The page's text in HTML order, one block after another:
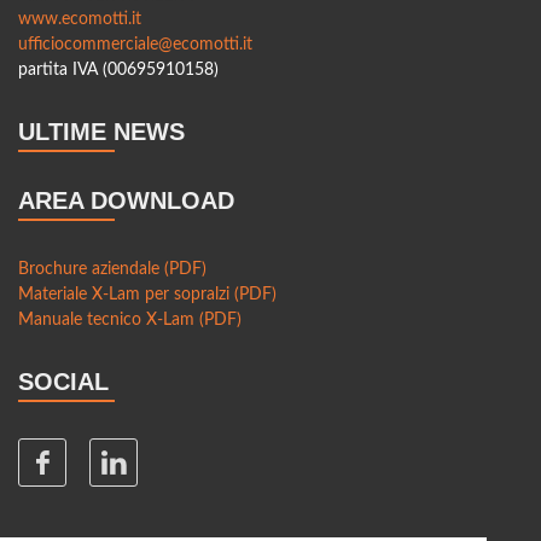
L’edilizia 4.0: l’integrazione delle nuove tecnologie nelle
costruzioni in legno
Innovazioni nei pannelli in legno per l’edilizia: prestazioni e
Soluzioni ibride: combinare il legno con acciaio e cemento
Legno e smart city: come questo materiale sta
rivoluzionando la progettazione urbana
al cemento e all'acciaio
Pannelli isolanti in fibra di legno: vantaggi e applicazioni in
www.ecomotti.it
ufficiocommerciale@ecomotti.it
partita IVA (00695910158)
ULTIME NEWS
AREA DOWNLOAD
Brochure aziendale (PDF)
Materiale X-Lam per sopralzi (PDF)
Manuale tecnico X-Lam (PDF)
SOCIAL